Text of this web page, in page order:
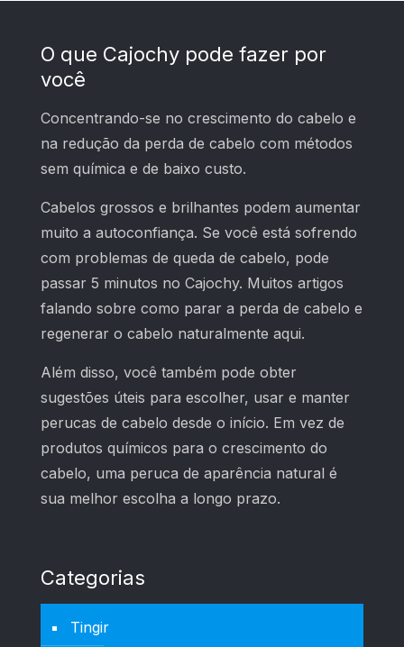
O que Cajochy pode fazer por
você
Concentrando-se no crescimento do cabelo e
na redução da perda de cabelo com métodos
sem química e de baixo custo.
Cabelos grossos e brilhantes podem aumentar
muito a autoconfiança. Se você está sofrendo
com problemas de queda de cabelo, pode
passar 5 minutos no Cajochy. Muitos artigos
falando sobre como parar a perda de cabelo e
regenerar o cabelo naturalmente aqui.
Além disso, você também pode obter
sugestões úteis para escolher, usar e manter
perucas de cabelo desde o início. Em vez de
produtos químicos para o crescimento do
cabelo, uma peruca de aparência natural é
sua melhor escolha a longo prazo.
Categorias
Tingir